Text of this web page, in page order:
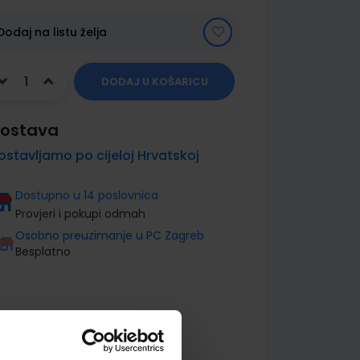
na listu želja
DODAJ U KOŠARICU
po cijeloj Hrvatskoj
Dostupno u 14 poslovnica
Provjeri i pokupi odmah
Osobno preuzimanje u PC Zagreb
Besplatno